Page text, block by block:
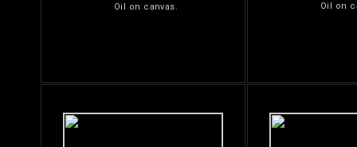
Oil on canvas. Oil on